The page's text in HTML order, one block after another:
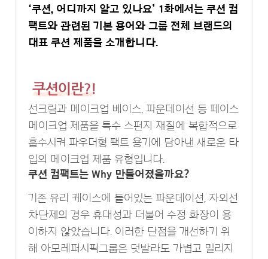
‘쿠션, 어디까지 알고 있나요’ 1화에서는 쿠션 컴
팩트와 관련된 기본 용어와 그룹 전체 브랜드의
대표 쿠션 제품을 소개합니다.
선크림과 메이크업 베이스, 파운데이션 등 페이스
메이크업 제품을 특수 스펀지 재질에 복합적으로
흡수시켜 파우더형 팩트 용기에 담아낸 새로운 타
입의 메이크업 제품 유형입니다.
쿠션 컴팩트는 Why 만들어졌을까요?
기존 유리 케이스에 들어있는 파운데이션, 자외선
차단제의 경우 휴대성과 더불어 수정 화장이 용
이하지 않았습니다. 이러한 단점을 개선하기 위
해 아모레퍼시픽그룹은 덧발라도 가볍고 밀리지